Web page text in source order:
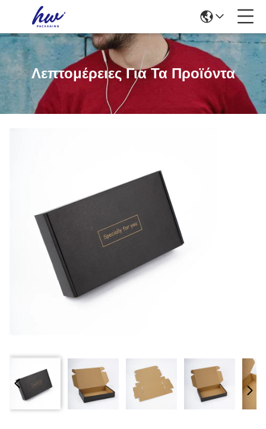
Λεπτομέρειες Για Τα Προϊόντα